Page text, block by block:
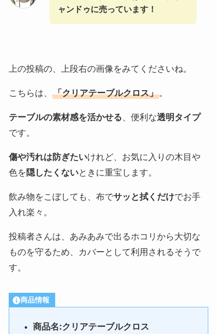
ャンドゥに売っています！
上の投稿の、上段右の画像をみてくださいね。
こちらは、 「クリアテーブルクロス」。
テーブルの素材感を活かせる、便利な透明タイプ
です。
傷や汚れは防ぎたいけれど、お気に入りの木目や
色を 隠したくないときに重宝します。
飲み物をこぼしても、布でサッと拭くだけでお手
入れ楽々。
投稿者さんは、あみあみで出るホコリから大切な
ものを守るため、カバーとして利用されるそうで
す。
商品情報
商品名:クリアテーブルクロス